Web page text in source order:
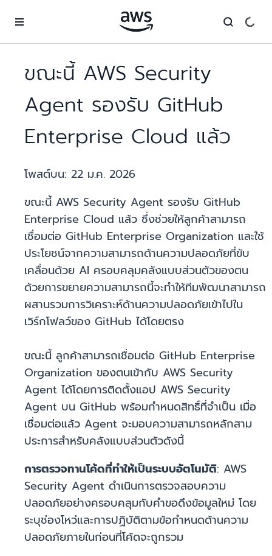
ขณะนี้ AWS Security
Agent รองรับ GitHub
Enterprise Cloud แล้ว
โพสต์บน: 22 ม.ค. 2026
ขณะนี้ AWS Security Agent รองรับ GitHub
Enterprise Cloud แล้ว ซึ่งช่วยให้ลูกค้าสามารถ
เชื่อมต่อ GitHub Enterprise Organization และใช้
ประโยชน์จากความสามารถด้านความปลอดภัยที่ขับ
เคลื่อนด้วย AI ครอบคลุมคลังแบบส่วนตัวของตน
ด้วยการขยายความสามารถนี้จะทำให้ทีมพัฒนาสามารถ
ผสานรวมการวิเคราะห์ด้านความปลอดภัยเข้าไปใน
เวิร์กโฟลว์ของ GitHub ได้โดยตรง
ขณะนี้ ลูกค้าสามารถเชื่อมต่อ GitHub Enterprise
Organization ของตนเข้ากับ AWS Security
Agent ได้โดยการติดตั้งแอป AWS Security
Agent บน GitHub พร้อมกำหนดสิทธิ์ที่จำเป็น เมื่อ
เชื่อมต่อแล้ว Agent จะมอบความสามารถหลักสาม
ประการสำหรับคลังแบบส่วนตัวดังนี้
การตรวจทานโค้ดที่ทำให้เป็นระบบอัตโนมัติ: AWS
Security Agent ดำเนินการตรวจสอบความ
ปลอดภัยอย่างครอบคลุมกับคำขอดึงข้อมูลใหม่ โดย
ระบุช่องโหว่และการปฏิบัติตามข้อกำหนดด้านความ
ปลอดภัยภายในก่อนที่โค้ดจะถูกรวม